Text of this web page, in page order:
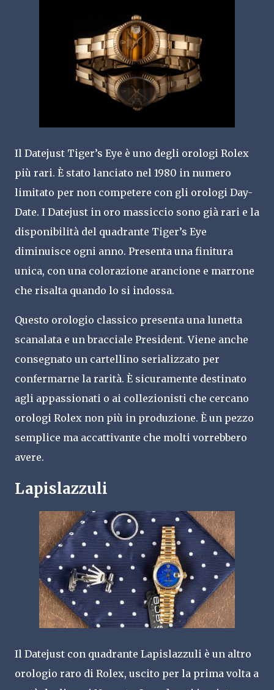
Il Datejust Tiger’s Eye è uno degli orologi Rolex
più rari. È stato lanciato nel 1980 in numero
limitato per non competere con gli orologi Day-
Date. I Datejust in oro massiccio sono già rari e la
disponibilità del quadrante Tiger’s Eye
diminuisce ogni anno. Presenta una finitura
unica, con una colorazione arancione e marrone
che risalta quando lo si indossa.
Questo orologio classico presenta una lunetta
scanalata e un bracciale President. Viene anche
consegnato un cartellino serializzato per
confermarne la rarità. È sicuramente destinato
agli appassionati o ai collezionisti che cercano
orologi Rolex non più in produzione. È un pezzo
semplice ma accattivante che molti vorrebbero
avere.
Lapislazzuli
Il Datejust con quadrante Lapislazzuli è un altro
orologio raro di Rolex, uscito per la prima volta a